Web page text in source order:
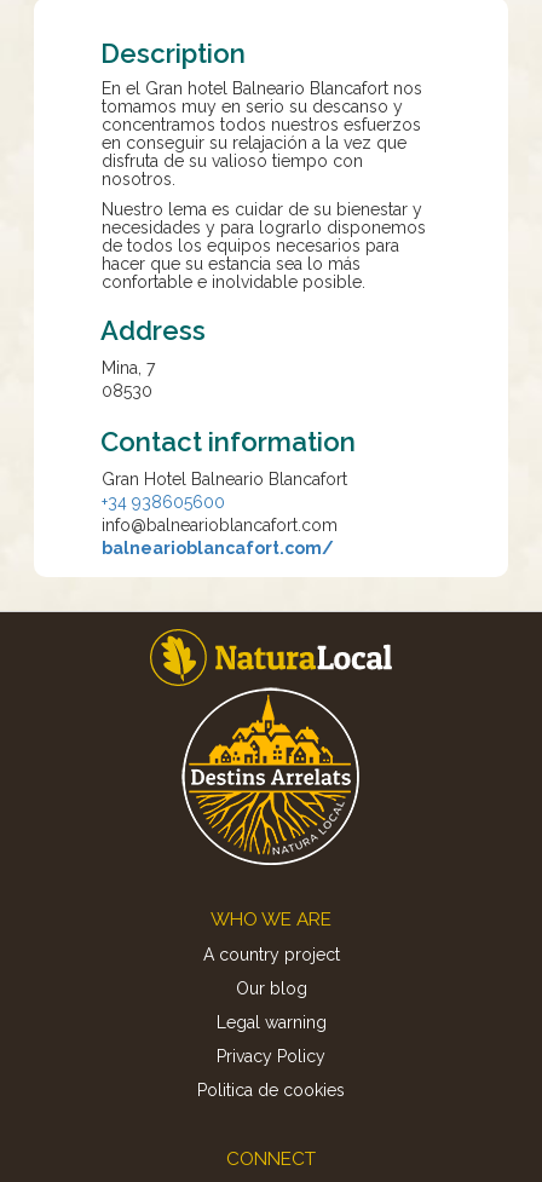
Description
En el Gran hotel Balneario Blancafort nos
tomamos muy en serio su descanso y
concentramos todos nuestros esfuerzos
en conseguir su relajación a la vez que
disfruta de su valioso tiempo con
nosotros.
Nuestro lema es cuidar de su bienestar y
necesidades y para lograrlo disponemos
de todos los equipos necesarios para
hacer que su estancia sea lo más
confortable e inolvidable posible.
Address
Mina, 7
08530
Contact information
Gran Hotel Balneario Blancafort
+34 938605600
info@balnearioblancafort.com
balnearioblancafort.com/
WHO WE ARE
A country project
Our blog
Legal warning
Privacy Policy
Politica de cookies
CONNECT